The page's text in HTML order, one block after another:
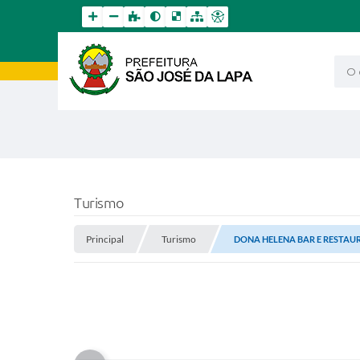
O
Turismo
Principal Turismo DONA HELENA BAR E